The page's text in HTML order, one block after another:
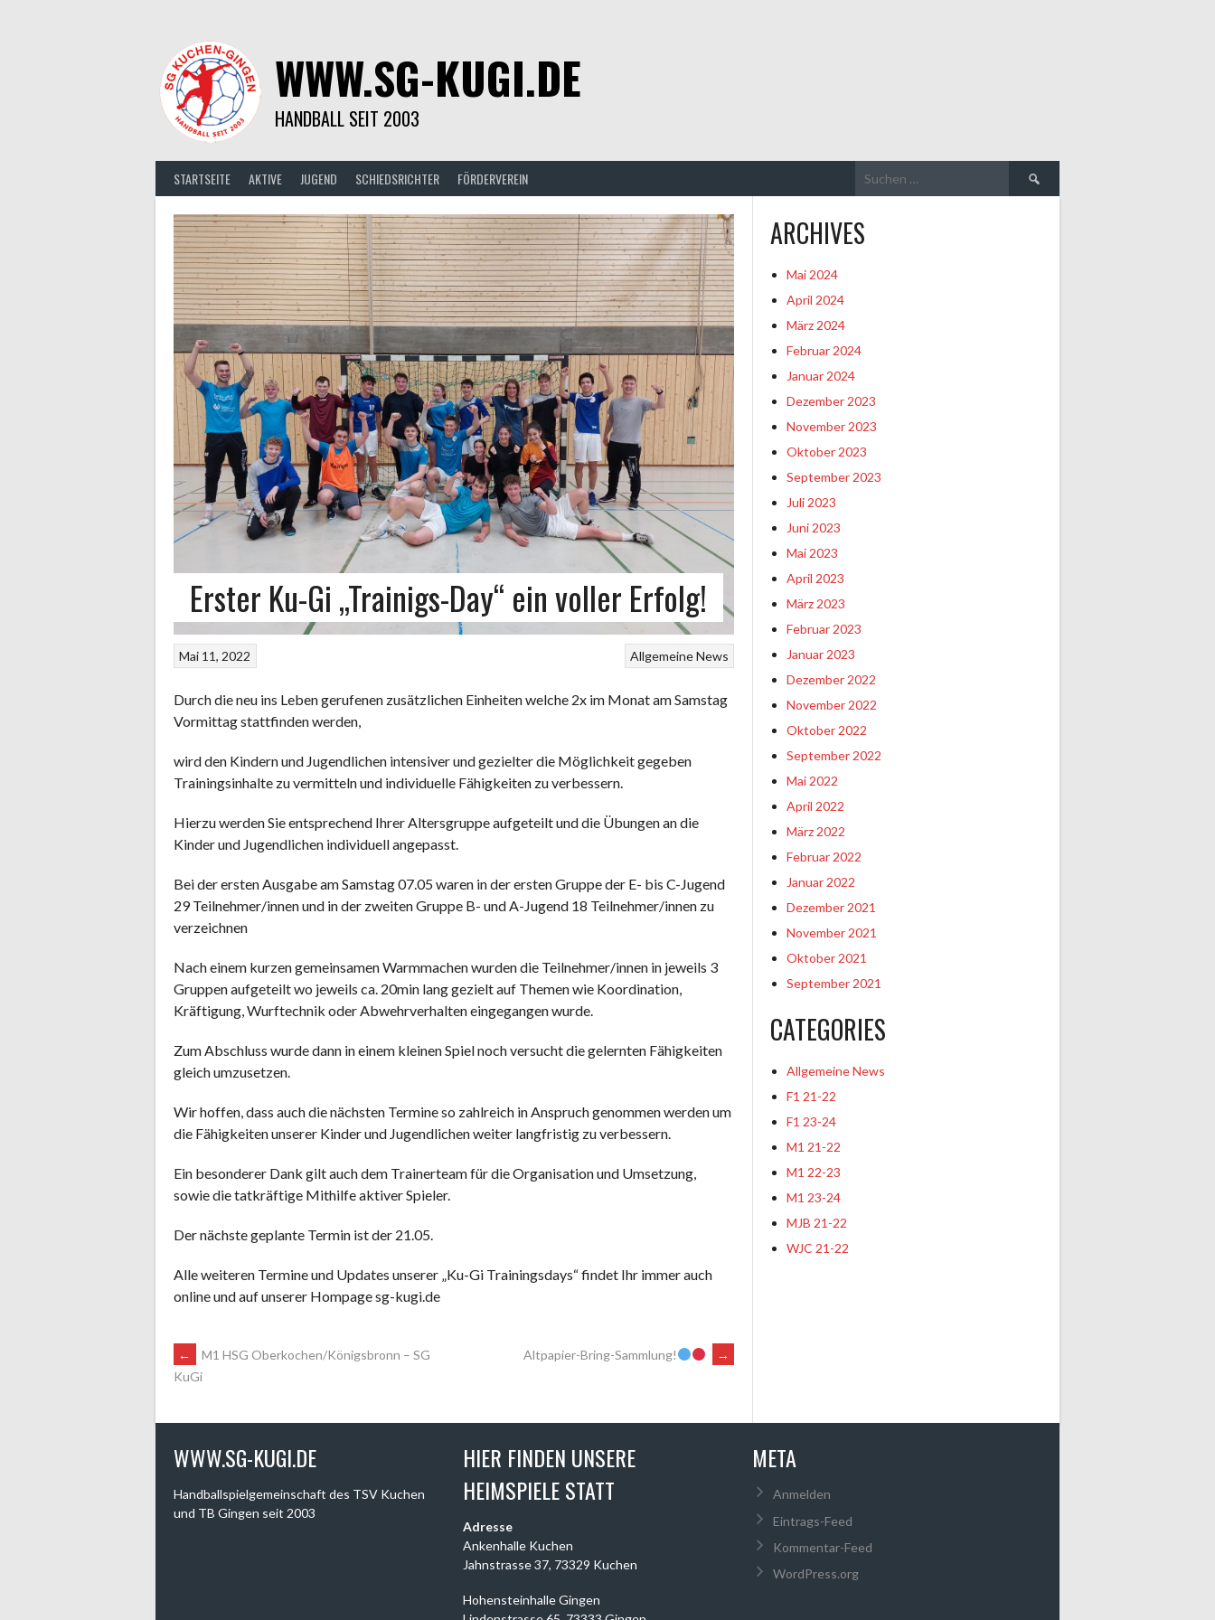
WWW.SG-KUGI.DE
HANDBALL SEIT 2003
STARTSEITE AKTIVE JUGEND SCHIEDSRICHTER FÖRDERVEREIN
Suchen
nach:
Erster Ku-Gi „Trainigs-Day“ ein voller Erfolg!
Allgemeine News
Mai 11, 2022
Durch die neu ins Leben gerufenen zusätzlichen Einheiten welche 2x im Monat am Samstag
Vormittag stattfinden werden,
wird den Kindern und Jugendlichen intensiver und gezielter die Möglichkeit gegeben
Trainingsinhalte zu vermitteln und individuelle Fähigkeiten zu verbessern.
Hierzu werden Sie entsprechend Ihrer Altersgruppe aufgeteilt und die Übungen an die
Kinder und Jugendlichen individuell angepasst.
Bei der ersten Ausgabe am Samstag 07.05 waren in der ersten Gruppe der E- bis C-Jugend
29 Teilnehmer/innen und in der zweiten Gruppe B- und A-Jugend 18 Teilnehmer/innen zu
verzeichnen
Nach einem kurzen gemeinsamen Warmmachen wurden die Teilnehmer/innen in jeweils 3
Gruppen aufgeteilt wo jeweils ca. 20min lang gezielt auf Themen wie Koordination,
Kräftigung, Wurftechnik oder Abwehrverhalten eingegangen wurde.
Zum Abschluss wurde dann in einem kleinen Spiel noch versucht die gelernten Fähigkeiten
gleich umzusetzen.
Wir hoffen, dass auch die nächsten Termine so zahlreich in Anspruch genommen werden um
die Fähigkeiten unserer Kinder und Jugendlichen weiter langfristig zu verbessern.
Ein besonderer Dank gilt auch dem Trainerteam für die Organisation und Umsetzung,
sowie die tatkräftige Mithilfe aktiver Spieler.
Der nächste geplante Termin ist der 21.05.
Alle weiteren Termine und Updates unserer „Ku-Gi Trainingsdays“ findet Ihr immer auch
online und auf unserer Hompage sg-kugi.de
ARTIKEL-
NAVIGATION
←
M1 HSG Oberkochen/Königsbronn – SG
KuGi
Altpapier-Bring-Sammlung! →
ARCHIVES
Mai 2024
April 2024
März 2024
Februar 2024
Januar 2024
Dezember 2023
November 2023
Oktober 2023
September 2023
Juli 2023
Juni 2023
Mai 2023
April 2023
März 2023
Februar 2023
Januar 2023
Dezember 2022
November 2022
Oktober 2022
September 2022
Mai 2022
April 2022
März 2022
Februar 2022
Januar 2022
Dezember 2021
November 2021
Oktober 2021
September 2021
CATEGORIES
Allgemeine News
F1 21-22
F1 23-24
M1 21-22
M1 22-23
M1 23-24
MJB 21-22
WJC 21-22
WWW.SG-KUGI.DE
Handballspielgemeinschaft des TSV Kuchen
und TB Gingen seit 2003
HIER FINDEN UNSERE
HEIMSPIELE STATT
Adresse
Ankenhalle Kuchen
Jahnstrasse 37, 73329 Kuchen
Hohensteinhalle Gingen
META
Anmelden
Eintrags-Feed
Kommentar-Feed
WordPress.org